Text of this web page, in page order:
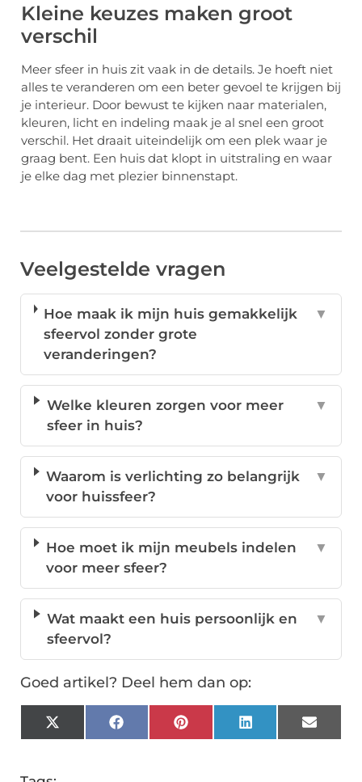
Kleine keuzes maken groot
verschil
Meer sfeer in huis zit vaak in de details. Je hoeft niet
alles te veranderen om een beter gevoel te krijgen bij
je interieur. Door bewust te kijken naar materialen,
kleuren, licht en indeling maak je al snel een groot
verschil. Het draait uiteindelijk om een plek waar je
graag bent. Een huis dat klopt in uitstraling en waar
je elke dag met plezier binnenstapt.
Veelgestelde vragen
Hoe maak ik mijn huis gemakkelijk
sfeervol zonder grote
veranderingen?
▼
Welke kleuren zorgen voor meer
sfeer in huis?
▼
Waarom is verlichting zo belangrijk
voor huissfeer?
▼
Hoe moet ik mijn meubels indelen
voor meer sfeer?
▼
Wat maakt een huis persoonlijk en
sfeervol?
▼
Goed artikel? Deel hem dan op:
X
(Twitter)
FacebookPinterestLinkedInEmail